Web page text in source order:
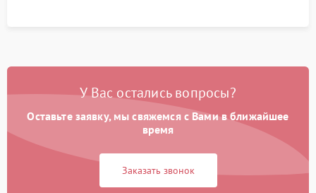
У Вас остались вопросы?
Оставьте заявку, мы свяжемся с Вами в ближайшее
время
Заказать звонок